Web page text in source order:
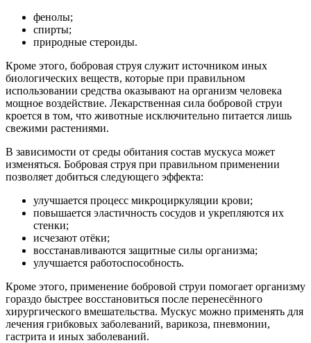
фенолы;
спирты;
природные стероиды.
Кроме этого, бобровая струя служит источником иных
биологических веществ, которые при правильном
использовании средства оказывают на организм человека
мощное воздействие. Лекарственная сила бобровой струи
кроется в том, что животные исключительно питается лишь
свежими растениями.
В зависимости от среды обитания состав мускуса может
изменяться. Бобровая струя при правильном применении
позволяет добиться следующего эффекта:
улучшается процесс микроциркуляции крови;
повышается эластичность сосудов и укрепляются их
стенки;
исчезают отёки;
восстанавливаются защитные силы организма;
улучшается работоспособность.
Кроме этого, применение бобровой струи помогает организму
гораздо быстрее восстановиться после перенесённого
хирургического вмешательства. Мускус можно применять для
лечения грибковых заболеваний, варикоза, пневмонии,
гастрита и иных заболеваний.